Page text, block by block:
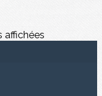
affichées